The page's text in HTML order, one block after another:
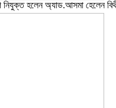
নিযুক্ত হলেন অ্যাড.আসমা হেলেন